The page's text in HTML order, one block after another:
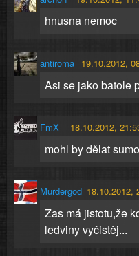
hnusna nemoc
antiroma 19.10.2012,
Asi se jako batole
FmX 18.10.2012,
mohl by dělat sumo
Murdergod 18.10.2012,
Zas má jistotu,že
ledviny vyčistěj...